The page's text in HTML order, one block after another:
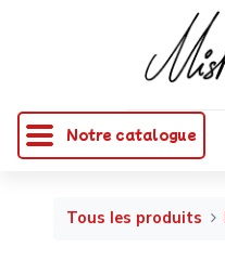
Notre catalogue
Tous les produits